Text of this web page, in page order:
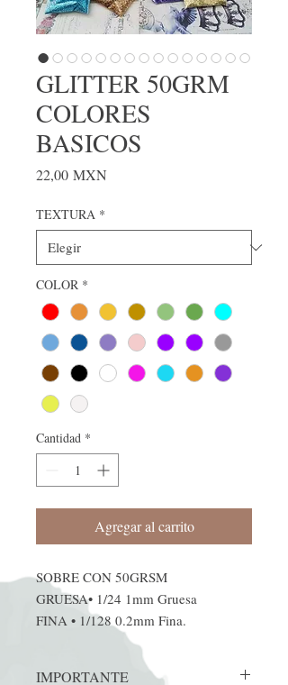
GLITTER 50GRM
COLORES
BASICOS
22,00 MXN
TEXTURA *
COLOR *
Cantidad *
Agregar al carrito
SOBRE CON 50GRSM
GRUESA• 1/24 1mm Gruesa
FINA • 1/128 0.2mm Fina.
IMPORTANTE